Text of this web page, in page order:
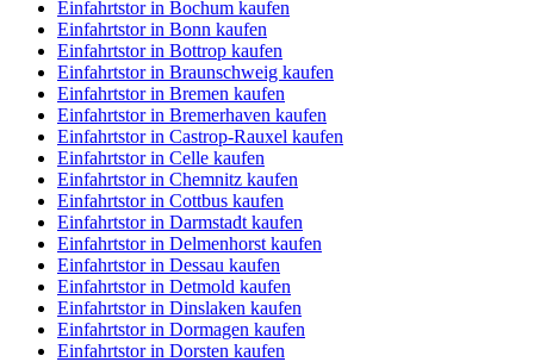
Einfahrtstor in Bochum kaufen
Einfahrtstor in Bonn kaufen
Einfahrtstor in Bottrop kaufen
Einfahrtstor in Braunschweig kaufen
Einfahrtstor in Bremen kaufen
Einfahrtstor in Bremerhaven kaufen
Einfahrtstor in Castrop-Rauxel kaufen
Einfahrtstor in Celle kaufen
Einfahrtstor in Chemnitz kaufen
Einfahrtstor in Cottbus kaufen
Einfahrtstor in Darmstadt kaufen
Einfahrtstor in Delmenhorst kaufen
Einfahrtstor in Dessau kaufen
Einfahrtstor in Detmold kaufen
Einfahrtstor in Dinslaken kaufen
Einfahrtstor in Dormagen kaufen
Einfahrtstor in Dorsten kaufen